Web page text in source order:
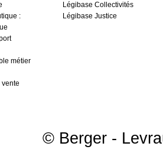
:
métier
Légibase Collectivités
Légibase Justice
© Berger -